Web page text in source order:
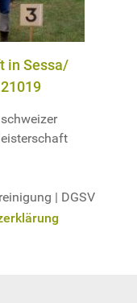
in Sessa/
| DGSV